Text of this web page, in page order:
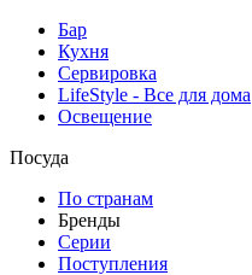
Бар
Кухня
Сервировка
LifeStyle - Все для дома
Освещение
Посуда
По странам
Бренды
Серии
Поступления